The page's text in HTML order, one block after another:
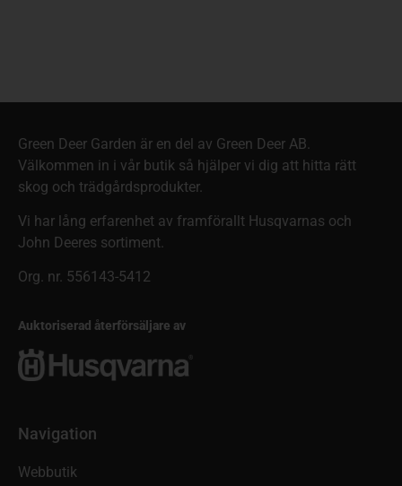
Green Deer Garden är en del av Green Deer AB.
Välkommen in i vår butik så hjälper vi dig att hitta rätt
skog och trädgårdsprodukter.
Vi har lång erfarenhet av framförallt Husqvarnas och
John Deeres sortiment.
Org. nr. 556143-5412
Auktoriserad återförsäljare av
Navigation
Webbutik